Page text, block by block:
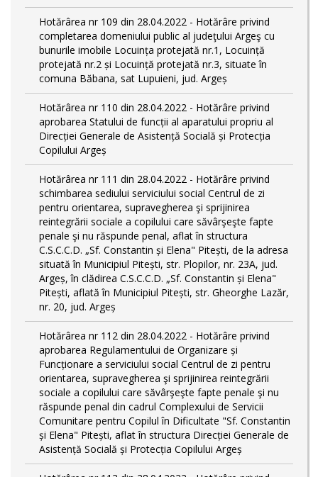
Hotărârea nr 109 din 28.04.2022 - Hotărâre privind
completarea domeniului public al judeţului Argeş cu
bunurile imobile Locuința protejată nr.1, Locuință
protejată nr.2 și Locuință protejată nr.3, situate în
comuna Băbana, sat Lupuieni, jud. Argeș
Hotărârea nr 110 din 28.04.2022 - Hotărâre privind
aprobarea Statului de funcții al aparatului propriu al
Direcției Generale de Asistență Socială și Protecția
Copilului Argeș
Hotărârea nr 111 din 28.04.2022 - Hotărâre privind
schimbarea sediului serviciului social Centrul de zi
pentru orientarea, supravegherea şi sprijinirea
reintegrării sociale a copilului care săvârşeşte fapte
penale şi nu răspunde penal, aflat în structura
C.S.C.C.D. „Sf. Constantin și Elena" Pitești, de la adresa
situată în Municipiul Pitești, str. Plopilor, nr. 23A, jud.
Argeș, în clădirea C.S.C.C.D. „Sf. Constantin și Elena"
Pitești, aflată în Municipiul Pitești, str. Gheorghe Lazăr,
nr. 20, jud. Argeș
Hotărârea nr 112 din 28.04.2022 - Hotărâre privind
aprobarea Regulamentului de Organizare și
Funcționare a serviciului social Centrul de zi pentru
orientarea, supravegherea şi sprijinirea reintegrării
sociale a copilului care săvârşeşte fapte penale şi nu
răspunde penal din cadrul Complexului de Servicii
Comunitare pentru Copilul în Dificultate "Sf. Constantin
și Elena" Pitești, aflat în structura Direcției Generale de
Asistență Socială și Protecția Copilului Argeș